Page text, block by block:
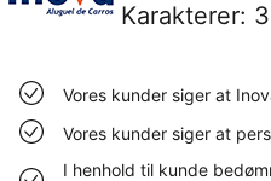
Karakterer:
Vores kunder siger at
Vores kunder siger at
I henhold til kunde